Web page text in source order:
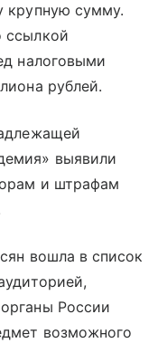
крупную сумму.
ссылкой
налоговыми
рублей.
выявили
и штрафам
вошла в список
России
возможного